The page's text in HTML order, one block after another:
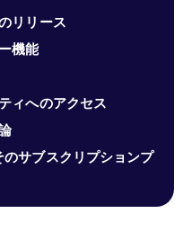
リリース
機能
ィへのアクセス
サブスクリプションプ